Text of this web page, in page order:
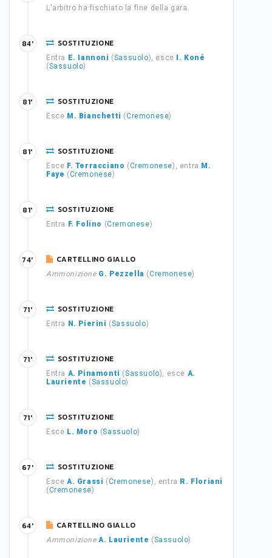
L'arbitro ha fischiato la fine della gara.
SOSTITUZIONE
Entra E. Iannoni (Sassuolo), esce
I. Koné
(Sassuolo)
84'
SOSTITUZIONE
Esce M. Bianchetti (Cremonese)
81'
SOSTITUZIONE
Esce F. Terracciano (Cremonese), entra M.
Faye (Cremonese)
81'
SOSTITUZIONE
Entra F. Folino (Cremonese)
81'
CARTELLINO GIALLO
Ammonizione G. Pezzella (Cremonese)
74'
SOSTITUZIONE
Entra N. Pierini (Sassuolo)
71'
SOSTITUZIONE
Entra A. Pinamonti (Sassuolo), esce A.
Lauriente (Sassuolo)
71'
SOSTITUZIONE
Esce L. Moro (Sassuolo)
71'
SOSTITUZIONE
Esce A. Grassi (Cremonese), entra R. Floriani
(Cremonese)
67'
CARTELLINO GIALLO
Ammonizione A. Lauriente (Sassuolo)
64'